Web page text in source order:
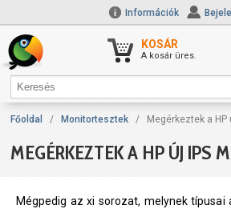
Információk
KOSÁR
A kosár üres.
Főoldal / Monitortesztek / Megérkeztek a HP
MEGÉRKEZTEK A HP ÚJ IPS
Mégpedig az xi sorozat, melynek típusai